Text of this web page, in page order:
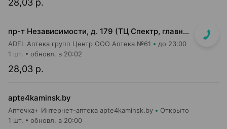
28,03 р.
пр-т Независимости, д. 179 (ТЦ Спектр, главный вход, 1 этаж)
ADEL Аптека групп Центр ООО Аптека №61 до 23:00
28,03 р.
1 шт. обновл. в 20:02
apte4kaminsk.by
Аптечка+ Интернет-аптека apte4kaminsk.by Открыто
1 шт. обновл. в 20:00